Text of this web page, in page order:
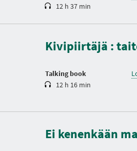
12 h 37 min
Kivipiirtäjä :
Talking book
D
r
t
n
12 h 16 min
Ei kenenkään
r